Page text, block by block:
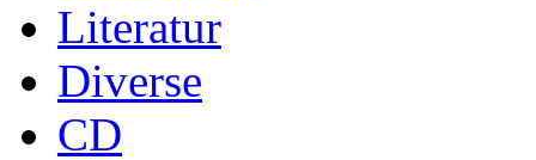
Literatur
Diverse
CD